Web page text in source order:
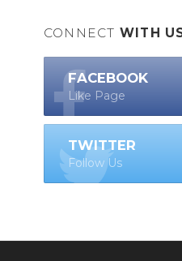
CONNECT WITH
FACEBOOK
Like Page
TWITTER
Follow Us